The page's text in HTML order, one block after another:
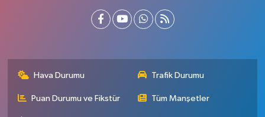
Hava Durumu Trafik Durumu
Puan Durumu ve Fikstür Tüm Manşetler